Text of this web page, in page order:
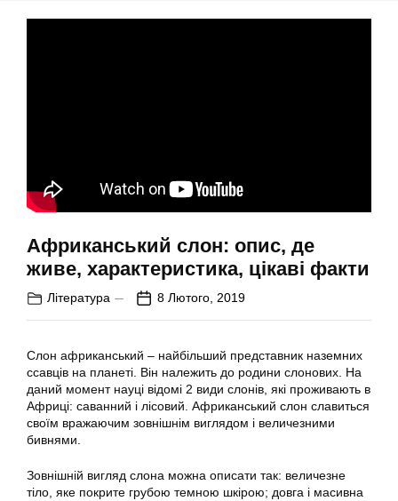
Африканський слон: опис, де
живе, характеристика, цікаві факти
Література 8 Лютого, 2019
Слон африканський – найбільший представник наземних
ссавців на планеті. Він належить до родини слонових. На
даний момент науці відомі 2 види слонів, які проживають в
Африці: саванний і лісовий. Африканський слон славиться
своїм вражаючим зовнішнім виглядом і величезними
бивнями.
Зовнішній вигляд слона можна описати так: величезне
тіло, яке покрите грубою темною шкірою; довга і масивна